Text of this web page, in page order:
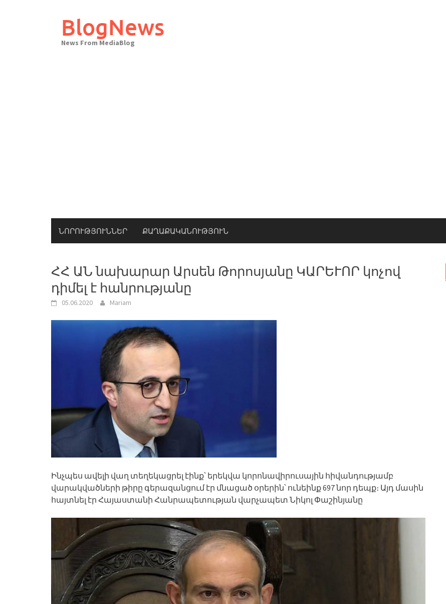
BlogNews
News From MediaBlog
ՆՈՐՈՒԹՅՈՒՆՆԵՐ ՔԱՂԱՔԱԿԱՆՈՒԹՅՈՒՆ
ՀՀ ԱՆ նախարար Արսեն Թորոսյանը ԿԱՐԵՒՈՐ կոչով
դիմել է հանրությանը
05.06.2020 Mariam
Ինչպես ավելի վաղ տեղեկացրել էինք՝ երեկվա կորոնավիրուսային հիվանդությամբ
վարակվածների թիրը գերազանցում էր մնացած օրերին՝ ունեինք 697 նոր դեպք։ Այդ մասին
հայտնել էր Հայաստանի Հանրապետության վարչապետ Նիկոլ Փաշինյանը